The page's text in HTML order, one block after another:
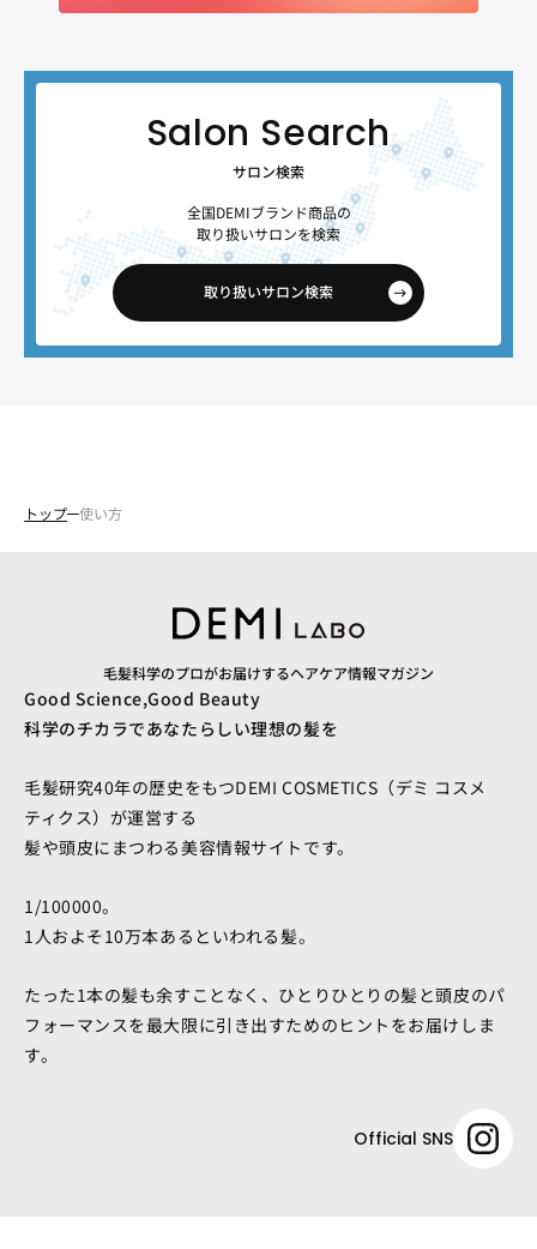
サロン検索
全国DEMIブランド商品の
取り扱いサロンを検索
取り扱いサロン検索
トップ 使い方
毛髪科学のプロがお届けするヘアケア情報マガジン
Good Science,Good Beauty
科学のチカラであなたらしい理想の髪を
毛髪研究40年の歴史をもつDEMI COSMETICS（デミ コスメ
ティクス）が運営する
髪や頭皮にまつわる美容情報サイトです。
1/100000。
1人およそ10万本あるといわれる髪。
たった1本の髪も余すことなく、ひとりひとりの髪と頭皮のパ
フォーマンスを最大限に引き出すためのヒントをお届けしま
す。
Official SNS